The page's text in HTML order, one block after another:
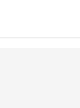
DEPORTES